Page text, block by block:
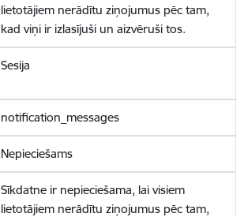
lietotājiem nerādītu ziņojumus pēc tam,
kad viņi ir izlasījuši un aizvēruši tos.
Sesija
notification_messages
Nepieciešams
Sīkdatne ir nepieciešama, lai visiem
lietotājiem nerādītu ziņojumus pēc tam,